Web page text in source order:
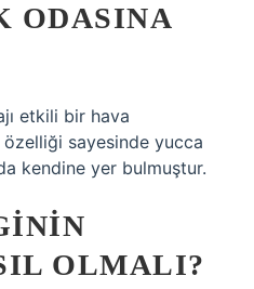
ODASINA
etkili bir hava
özelliği sayesinde yucca
kendine yer bulmuştur.
OLMALI?